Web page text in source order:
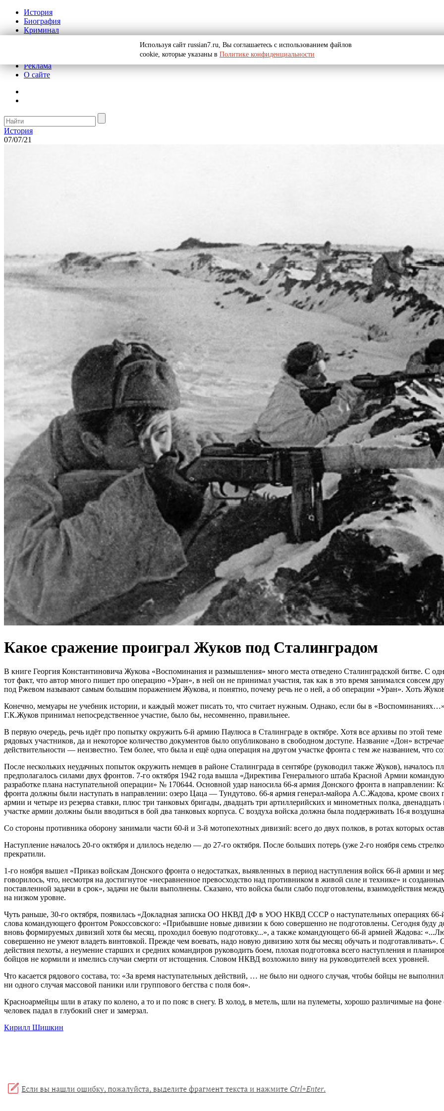
История
Биография
Криминал
Реклама
О сайте
История
07/07/21
Какое сражение проиграл Жуков под Сталинградом
В книге Георгия Константиновича Жукова «Воспоминания и размышления» много места отведено Сталинградской битве. С
тот факт, что автор много пишет про операцию «Уран», в ней он не принимал участия, так как в это время занимался совсем
под Ржевом называют самым большим поражением Жукова, и понятно, почему речь не о ней, а об операции «Уран». Хоть
Конечно, мемуары не учебник истории, и каждый может писать то, что считает нужным. Однако, если бы в
Г.К.Жуков принимал непосредственное участие, было бы, несомненно, правильнее.
В первую очередь, речь идёт про попытку окружить 6-й армию Паулюса в Сталинграде в октябре. Хотя все архивы по этой
рядовых участников, да и некоторое количество документов было опубликовано в свободном доступе. Название «Дон»
действительности — неизвестно. Тем более, что была и ещё одна операция на другом участке фронта с тем же названием, что
После нескольких неудачных попыток окружить немцев в районе Сталинграда в сентябре (руководил также Жуков), началось
предполагалось силами двух фронтов. 7-го октября 1942 года вышла «Директива Генерального штаба Красной Армии
разработке плана наступательной операции» № 170644. Основной удар наносила 66-я армия Донского фронта в направлении:
фронта должны были наступать в направлении: озеро Цаца — Тундутово. 66-я армия генерал-майора А.С.Жадова, кроме своих
армии и четыре из резерва ставки, плюс три танковых бригады, двадцать три артиллерийских и минометных полка,
участке армии должны были вводиться в бой два танковых корпуса. С воздуха войска должна была поддерживать 16-я
Со стороны противника оборону занимали части 60-й и 3-й мотопехотных дивизий: всего до двух полков, в ротах которых
Наступление началось 20-го октября и длилось неделю — до 27-го октября. После больших потерь (уже 2-го ноября семь
прекратили.
1-го ноября вышел «Приказ войскам Донского фронта о недостатках, выявленных в период наступления войск 66-й армии и
говорилось, что, несмотря на достигнутое «несравненное превосходство над противником в живой силе и технике» и
поставленной задачи в срок», задачи не были выполнены. Сказано, что войска были слабо подготовлены, взаимодействия
на низком уровне.
Чуть раньше, 30-го октября, появилась «Докладная записка ОО НКВД ДФ в УОО НКВД СССР о наступательных операциях 66-
слова командующего фронтом Рокоссовского: «Прибывшие новые дивизии к бою совершенно не подготовлены. Сегодня буду
вновь формируемых дивизий хотя бы месяц, проходил боевую подготовку...», а также командующего 66-й армией Жадова:
совершенно не умеют владеть винтовкой. Прежде чем воевать, надо новую дивизию хотя бы месяц обучать и
действия пехоты, а неумение старших и средних командиров руководить боем, плохая подготовка всего наступления и
бойцов не кормили и имелись случаи смерти от истощения. Словом НКВД возложило вину на руководителей всех уровней.
Что касается рядового состава, то: «За время наступательных действий, … не было ни одного случая, чтобы бойцы не
ни одного случая массовой паники или группового бегства с поля боя».
Красноармейцы шли в атаку по колено, а то и по пояс в снегу. В холод, в метель, шли на пулеметы, хорошо различимые на
человек падал в глубокий снег и замерзал.
Кирилл Шишкин
Используя сайт russian7.ru, Вы соглашаетесь с использованием файлов
cookie, которые указаны в Политике конфиденциальности